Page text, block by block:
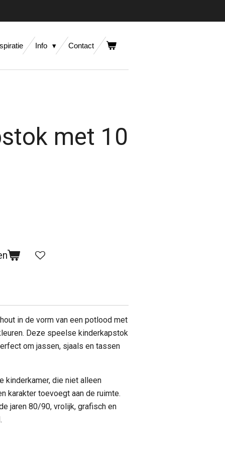
Info Contact
met 10
in de vorm van een potlood met
Deze speelse kinderkapstok
om jassen, sjaals en tassen
kinderkamer, die niet alleen
karakter toevoegt aan de ruimte.
jaren 80/90, vrolijk, grafisch en